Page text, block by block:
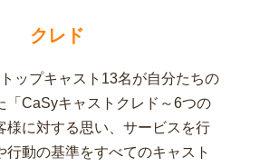
クレド
ップキャスト13名が自分たちの
「CaSyキャストクレド～6つの
様に対する思い、サービスを行
行動の基準をすべてのキャスト